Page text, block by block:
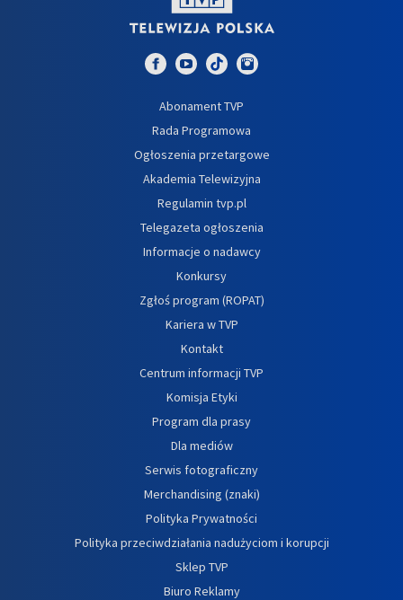
Abonament TVP
Rada Programowa
Ogłoszenia przetargowe
Akademia Telewizyjna
Regulamin tvp.pl
Telegazeta ogłoszenia
Informacje o nadawcy
Konkursy
Zgłoś program (ROPAT)
Kariera w TVP
Kontakt
Centrum informacji TVP
Komisja Etyki
Program dla prasy
Dla mediów
Serwis fotograficzny
Merchandising (znaki)
Polityka Prywatności
Polityka przeciwdziałania nadużyciom i korupcji
Sklep TVP
Biuro Reklamy